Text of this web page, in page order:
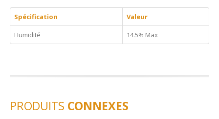
Spécification Valeur
Humidité 14.5% Max
PRODUITS CONNEXES